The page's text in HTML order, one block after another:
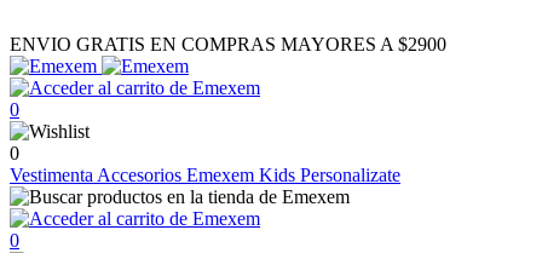
ENVIO GRATIS EN COMPRAS MAYORES A $2900
0
0
Vestimenta Accesorios Emexem Kids Personalizate
0